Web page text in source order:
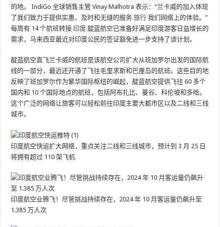
的地。 IndiGo 全球销售主管 Vinay Malhotra 表示：“兰卡威的加入体现
了我们致力于提供实惠、及时和无缝的服务旅行 我们网络上的体验。”
每周有 14 个航班转接 印度 靛蓝航空已准备好满足印度游客日益增长的
需求，马来西亚最近对印度公民的签证豁免进一步支持了该计划。
靛蓝航空直飞兰卡威的航班是该航空公司扩大从班加罗尔出发的国际航
线的一部分，最近还开通了飞往毛里求斯和巴厘岛的航班。这些目的地
反映了班加罗尔作为繁华国际枢纽的崛起，靛蓝航空提供飞往 60 多个
国内和 10 个国际地点的航班，包括阿布扎比、曼谷、科伦坡和多哈。
这个广泛的网络让旅客可以轻松前往印度主要大都市区以及二线和三线
城市。
印度航空快运扩大网络，重点关注二线和三线城市，预计到 3 月 25 日
将拥有超过 110 架飞机
印度航空业腾飞！尽管挑战持续存在，2024 年 10 月客运量仍飙升至
1.385 万人次